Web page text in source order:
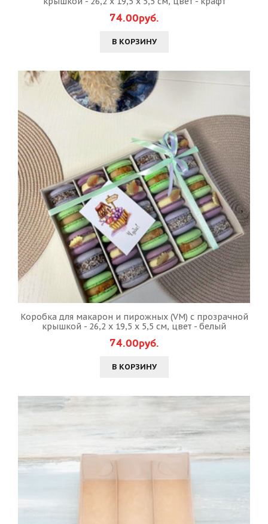
74.00руб.
В КОРЗИНУ
Коробка для макарон и пирожных (VM) с прозрачной
крышкой - 26,2 х 19,5 х 5,5 см, цвет - белый
74.00руб.
В КОРЗИНУ